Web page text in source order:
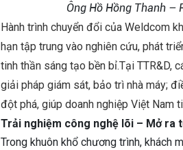
Ông Hồ Hồng Thanh –
Hành trình chuyển đổi của Weldcom
hạn tập trung vào nghiên cứu, phát
tinh thần sáng tạo bền bỉ.Tại TTR&D,
giải pháp giám sát, bảo trì nhà máy;
đột phá, giúp doanh nghiệp Việt Nam
Trải nghiệm công nghệ lõi – Mở ra
Trong khuôn khổ chương trình, khách